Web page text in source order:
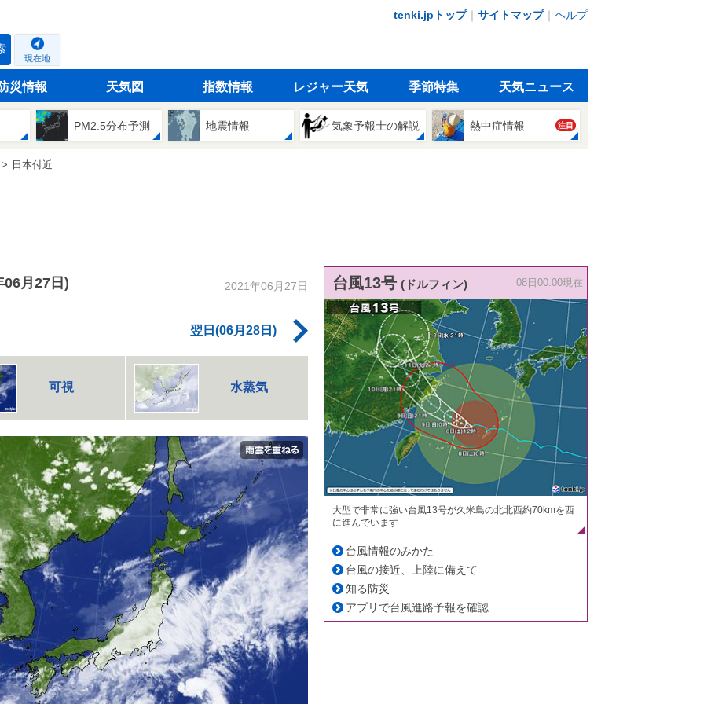
tenki.jpトップ｜ サイトマップ｜ ヘルプ
現在地
災情報 天気図 指数情報 レジャー天気 季節特集 天気ニュース
PM2.5分布予測 地震情報 気象予報士の解説 熱中症情報 注目
日本付近
06月27日) 2021年06月27日
翌日(06月28日)
可視 水蒸気
台風13号 (ドルフィン) 08日00:00現在
大型で非常に強い台風13号が久米島の北北西約70kmを西
に進んでいます
台風情報のみかた
台風の接近、上陸に備えて
知る防災
アプリで台風進路予報を確認